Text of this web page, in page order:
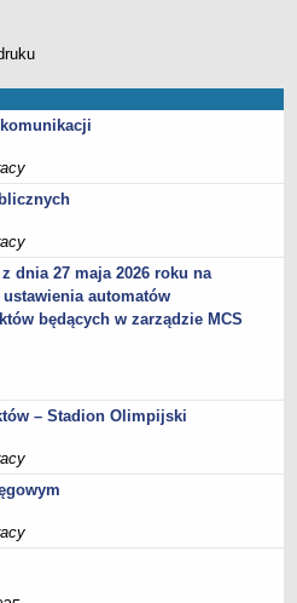
zamówień na rok 2026
dnia 27 maja 2026 roku na
automatów
będących w zarządzie MCS
– Stadion Olimpijski